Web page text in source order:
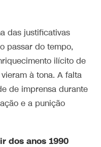
das justificativas
passar do tempo,
ilícito de
à tona. A falta
de imprensa durante
e a punição
dos anos 1990